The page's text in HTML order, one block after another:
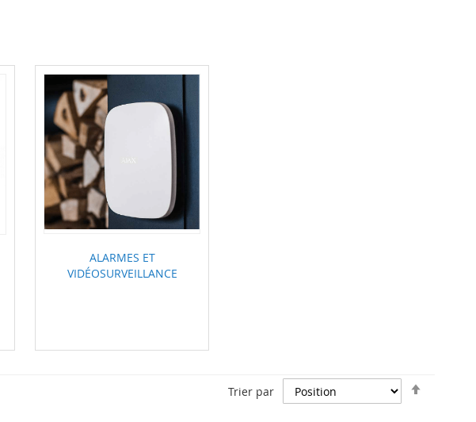
ALARMES ET
VIDÉOSURVEILLANCE
Trier par